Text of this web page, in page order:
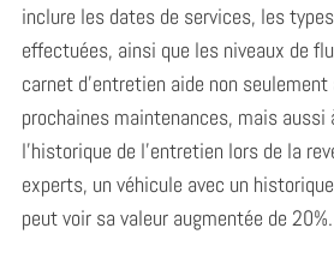
inclure les dates de services, les
effectuées, ainsi que les niveaux de
carnet d’entretien aide non
prochaines maintenances, mais
l’historique de l’entretien lors de la
experts, un véhicule avec un
peut voir sa valeur augmentée de 20%.